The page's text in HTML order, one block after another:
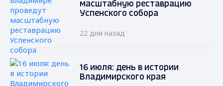
масштабную реставрацию
Успенского собора
22 дня назад
16 июля: день в истории
Владимирского края